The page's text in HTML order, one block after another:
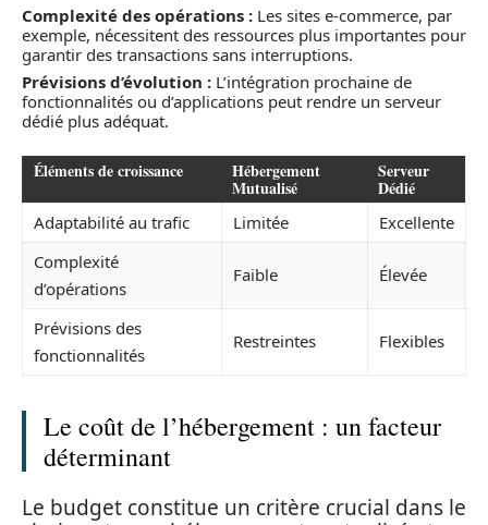
Complexité des opérations : Les sites e-commerce, par
exemple, nécessitent des ressources plus importantes pour
garantir des transactions sans interruptions.
Prévisions d’évolution : L’intégration prochaine de
fonctionnalités ou d’applications peut rendre un serveur
dédié plus adéquat.
Éléments de croissance Hébergement
Mutualisé
Serveur
Dédié
Adaptabilité au trafic Limitée
Excellente
Complexité
d’opérations
Faible Élevée
Prévisions des
fonctionnalités
Restreintes Flexibles
Le coût de l’hébergement : un facteur
déterminant
Le budget constitue un critère crucial dans le